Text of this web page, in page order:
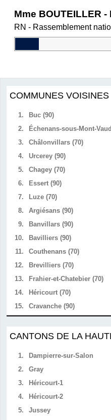
Mme BOUTEILLER -
COMMUNES VOISINES
1.
Buc (90)
2.
Échenans-sous-Mont-
3.
Châlonvillars (70)
4.
Urcerey (90)
5.
Chagey (70)
6.
Essert (90)
7.
Luze (70)
8.
Argiésans (90)
9.
Banvillars (90)
10.
Bavilliers (90)
11.
Couthenans (70)
12.
Brevilliers (70)
13.
Frahier-et-Chatebier (70)
14.
Héricourt (70)
15.
Cravanche (90)
CANTONS DE LA
1.
Dampierre-sur-Salon
2.
Gray
3.
Héricourt-1
4.
Héricourt-2
5.
Jussey